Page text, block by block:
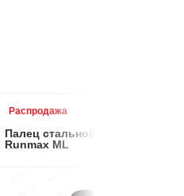
Распродажа
Палец стальной (115*40, вилка)
Runmax ML